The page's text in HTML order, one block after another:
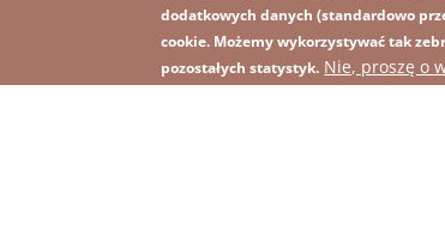
FooterZapisz się na newsletter
Obraz
dodatkowych danych (standardowo
cookie. Możemy wykorzystywać tak
pozostałych statystyk. Nie, proszę o